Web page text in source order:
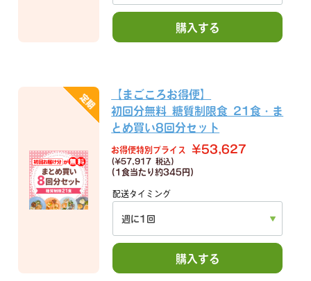
購入する
【まごころお得便】
初回分無料 糖質制限食 21食・ま
とめ買い8回分セット
お得便特別プライス ¥53,627
(¥57,917 税込)
(1食当たり約345円)
配送タイミング
購入する